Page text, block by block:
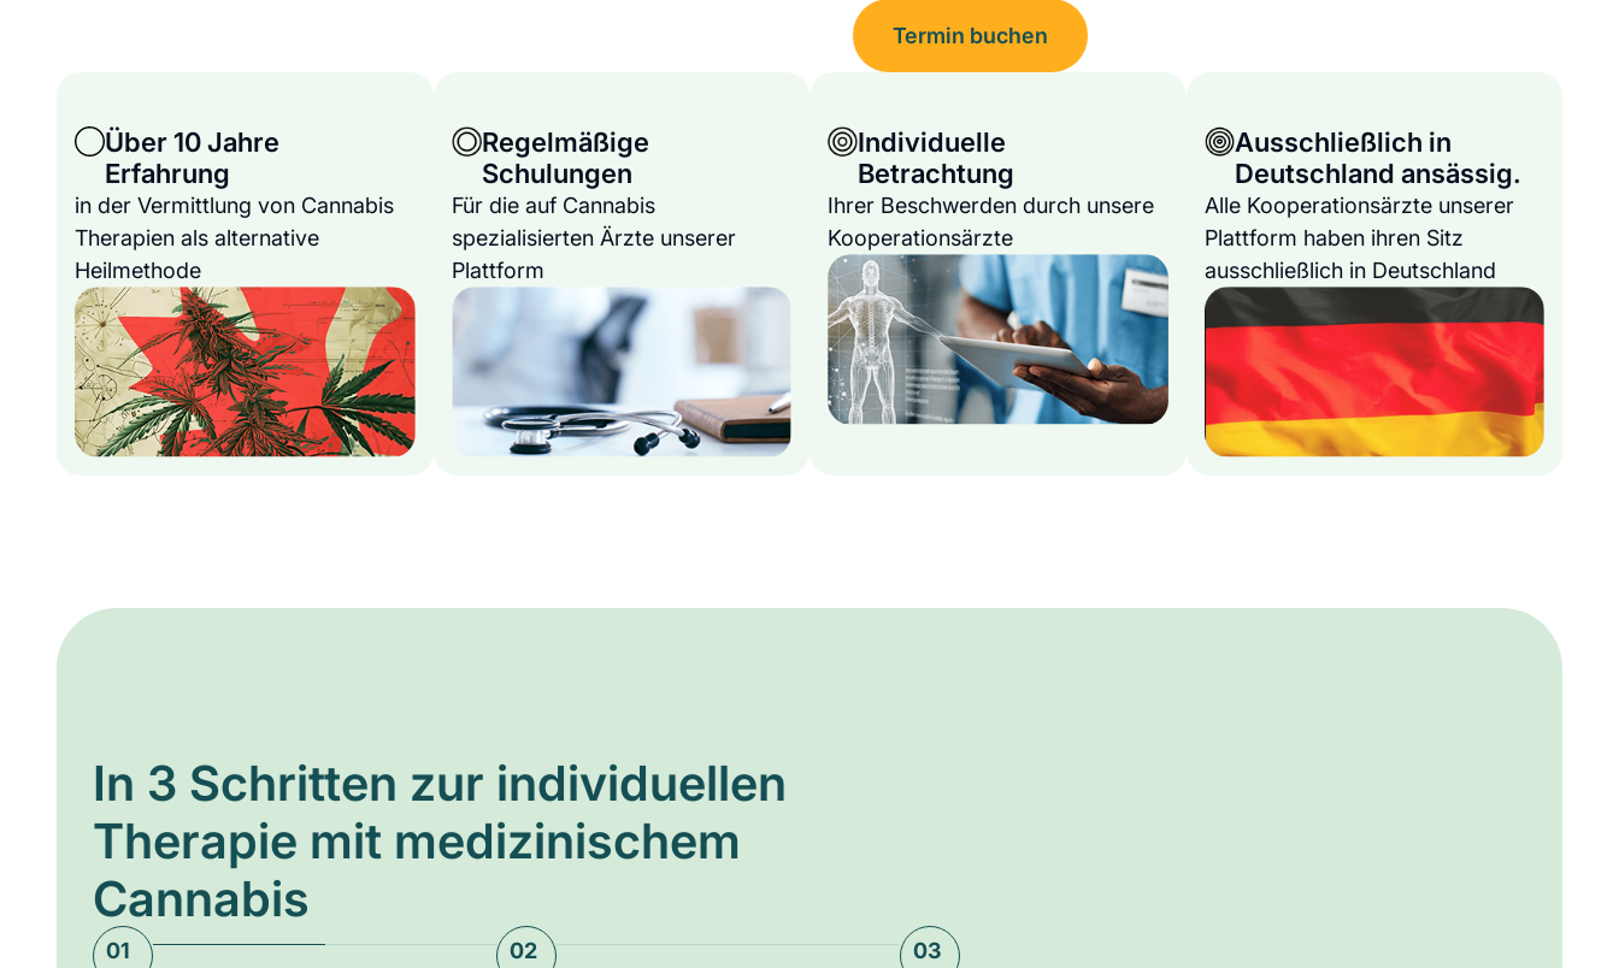
Termin buchen
Über 10 Jahre
Erfahrung
in der Vermittlung von Cannabis
Therapien als alternative
Heilmethode
Regelmäßige
Schulungen
Für die auf Cannabis
spezialisierten Ärzte unserer
Plattform
Individuelle
Betrachtung
Ihrer Beschwerden durch unsere
Kooperationsärzte
Ausschließlich in
Deutschland ansässig.
Alle Kooperationsärzte unserer
Plattform haben ihren Sitz
ausschließlich in Deutschland
In 3 Schritten zur individuellen
Therapie mit medizinischem
Cannabis
01 02 03